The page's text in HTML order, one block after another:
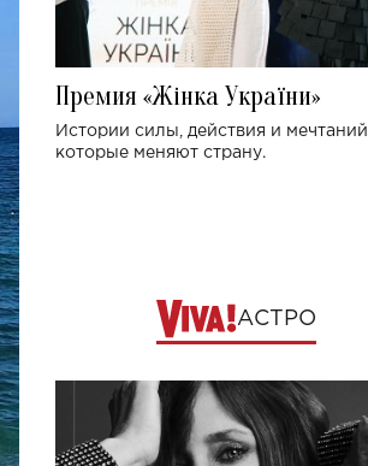
Премия «Жінка України»
Истории силы, действия и мечтаний,
которые меняют страну.
АСТРО